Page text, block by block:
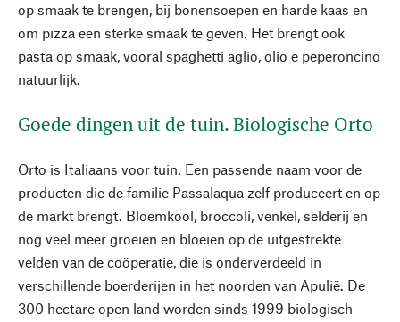
op smaak te brengen, bij bonensoepen en harde kaas en
om pizza een sterke smaak te geven. Het brengt ook
pasta op smaak, vooral spaghetti aglio, olio e peperoncino
natuurlijk.
Goede dingen uit de tuin. Biologische Orto
Orto is Italiaans voor tuin. Een passende naam voor de
producten die de familie Passalaqua zelf produceert en op
de markt brengt. Bloemkool, broccoli, venkel, selderij en
nog veel meer groeien en bloeien op de uitgestrekte
velden van de coöperatie, die is onderverdeeld in
verschillende boerderijen in het noorden van Apulië. De
300 hectare open land worden sinds 1999 biologisch